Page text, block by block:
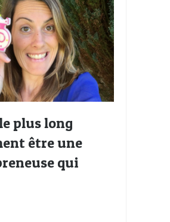
plus long
être une
qui